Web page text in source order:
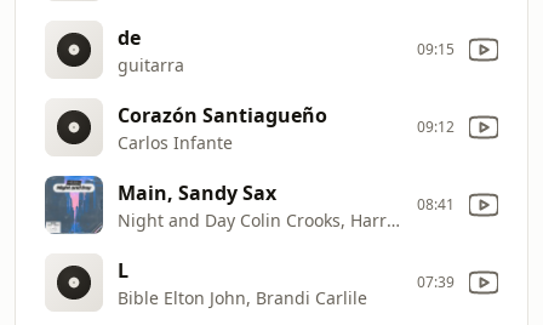
de
guitarra
09:15
Corazón Santiagueño
Carlos Infante
09:12
Main, Sandy Sax
Night and Day Colin Crooks, Harrisen Larner
08:41
L
Bible Elton John, Brandi Carlile
07:39